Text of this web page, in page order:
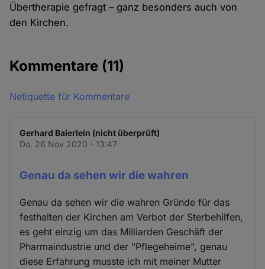
Übertherapie gefragt – ganz besonders auch von
den Kirchen.
Kommentare (11)
Netiquette für Kommentare
Gerhard Baierlein (nicht überprüft)
Do. 26 Nov 2020 - 13:47
Genau da sehen wir die wahren
Genau da sehen wir die wahren Gründe für das
festhalten der Kirchen am Verbot der Sterbehilfen,
es geht einzig um das Milliarden Geschäft der
Pharmaindustrie und der "Pflegeheime", genau
diese Erfahrung musste ich mit meiner Mutter